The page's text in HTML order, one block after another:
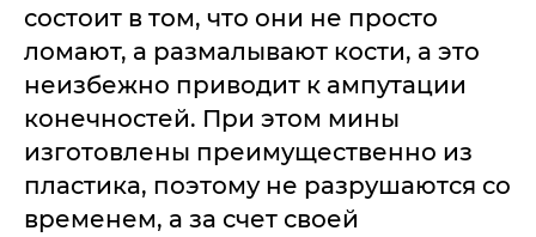
состоит в том, что они не просто
ломают, а размалывают кости, а это
неизбежно приводит к ампутации
конечностей. При этом мины
изготовлены преимущественно из
пластика, поэтому не разрушаются со
временем, а за счет своей